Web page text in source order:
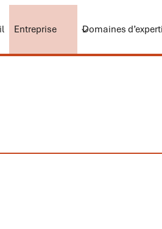
Entreprise Domaines